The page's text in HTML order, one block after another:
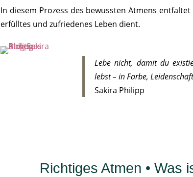
In diesem Prozess des bewussten Atmens
erfülltes und zufriedenes Leben dient.
Lebe nicht, damit du
lebst – in Farbe,
Sakira Philipp
Richtiges Atmen • Was